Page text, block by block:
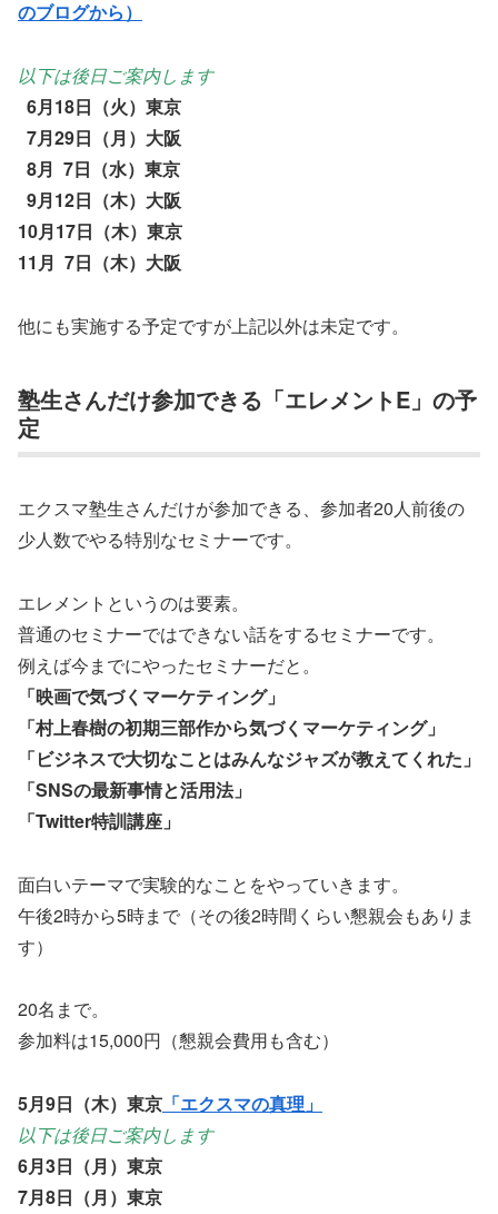
のブログから）
以下は後日ご案内します
6月18日（火）東京
7月29日（月）大阪
8月 7日（水）東京
9月12日（木）大阪
10月17日（木）東京
11月 7日（木）大阪
他にも実施する予定ですが上記以外は未定です。
塾生さんだけ参加できる「エレメントE」の予
定
エクスマ塾生さんだけが参加できる、参加者20人前後の
少人数でやる特別なセミナーです。
エレメントというのは要素。
普通のセミナーではできない話をするセミナーです。
例えば今までにやったセミナーだと。
「映画で気づくマーケティング」
「村上春樹の初期三部作から気づくマーケティング」
「ビジネスで大切なことはみんなジャズが教えてくれた」
「SNSの最新事情と活用法」
「Twitter特訓講座」
面白いテーマで実験的なことをやっていきます。
午後2時から5時まで（その後2時間くらい懇親会もありま
す）
20名まで。
参加料は15,000円（懇親会費用も含む）
5月9日（木）東京 「エクスマの真理」
以下は後日ご案内します
6月3日（月）東京
7月8日（月）東京